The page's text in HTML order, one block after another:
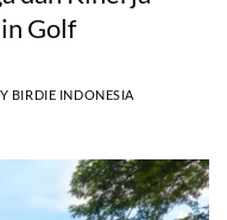
Golf
BIRDIE INDONESIA